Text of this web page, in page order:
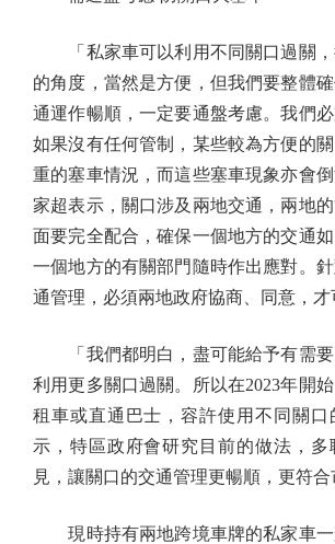
「私家車可以利用不同關口過關，
的角度，當然是方便，但我們要整體
通運作暢順，一定要通盤考慮。我們必
如果沒有任何管制，某些較為方便的
重的塞車情況，而這些塞車現象亦會
家超表示，關口涉及兩地交通，兩地
面要完全配合，確保一個地方的交通
一個地方的有關部門隨時作出應對。
通管理，必須兩地政府協商、同意，才
「我們都明白，盡可能給予有需要
利用更多關口過關。所以在2023年開
租車或直通巴士，容許使用不同關口
示，特區政府會研究目前的做法，多
見，讓關口的交通管理更暢順，更符合
現時持有兩地跨境車牌的私家車一